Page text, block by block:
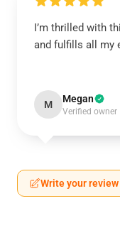
I’m thrilled with
and fulfills all my
M Megan
Verified owner
Write your review